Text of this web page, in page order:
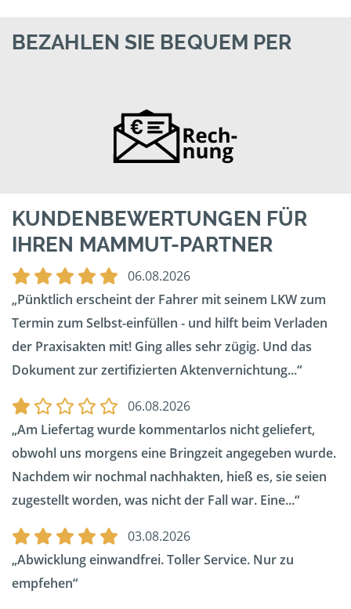
BEZAHLEN SIE BEQUEM PER
KUNDENBEWERTUNGEN FÜR
IHREN MAMMUT-PARTNER
06.08.2026
Pünktlich erscheint der Fahrer mit seinem LKW zum
Termin zum Selbst-einfüllen - und hilft beim Verladen
der Praxisakten mit! Ging alles sehr zügig. Und das
Dokument zur zertifizierten Aktenvernichtung...
06.08.2026
Am Liefertag wurde kommentarlos nicht geliefert,
obwohl uns morgens eine Bringzeit angegeben wurde.
Nachdem wir nochmal nachhakten, hieß es, sie seien
zugestellt worden, was nicht der Fall war. Eine...
03.08.2026
Abwicklung einwandfrei. Toller Service. Nur zu
empfehen